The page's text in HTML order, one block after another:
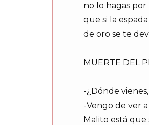
no lo hagas por
que si la
de oro se te
MUERTE DEL
-¿Dónde
-Vengo de ver
Malito está que